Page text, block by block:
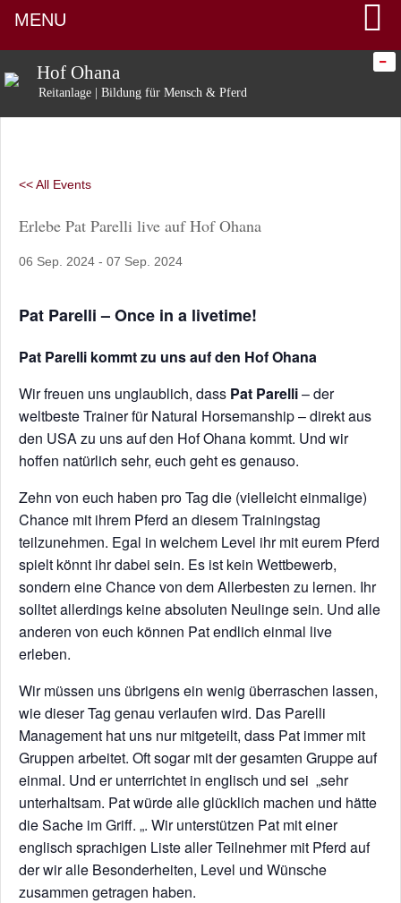
Hof Ohana
Reitanlage | Bildung für Mensch & Pferd
-
<< All Events
Erlebe Pat Parelli live auf Hof Ohana
06 Sep. 2024 - 07 Sep. 2024
Pat Parelli – Once in a livetime!
Pat Parelli kommt zu uns auf den Hof Ohana
Wir freuen uns unglaublich, dass Pat Parelli– der
weltbeste Trainer für Natural Horsemanship – direkt aus
den USA zu uns auf den Hof Ohana kommt. Und wir
hoffen natürlich sehr, euch geht es genauso.
Zehn von euch haben pro Tag die (vielleicht einmalige)
Chance mit ihrem Pferd an diesem Trainingstag
teilzunehmen. Egal in welchem Level ihr mit eurem Pferd
spielt könnt ihr dabei sein. Es ist kein Wettbewerb,
sondern eine Chance von dem Allerbesten zu lernen. Ihr
solltet allerdings keine absoluten Neulinge sein. Und alle
anderen von euch können Pat endlich einmal live
erleben.
Wir müssen uns übrigens ein wenig überraschen lassen,
wie dieser Tag genau verlaufen wird. Das Parelli
Management hat uns nur mitgeteilt, dass Pat immer mit
Gruppen arbeitet. Oft sogar mit der gesamten Gruppe auf
einmal. Und er unterrichtet in englisch und sei „sehr
unterhaltsam. Pat würde alle glücklich machen und hätte
die Sache im Griff. „. Wir unterstützen Pat mit einer
englisch sprachigen Liste aller Teilnehmer mit Pferd auf
der wir alle Besonderheiten, Level und Wünsche
zusammen getragen haben.
MENU